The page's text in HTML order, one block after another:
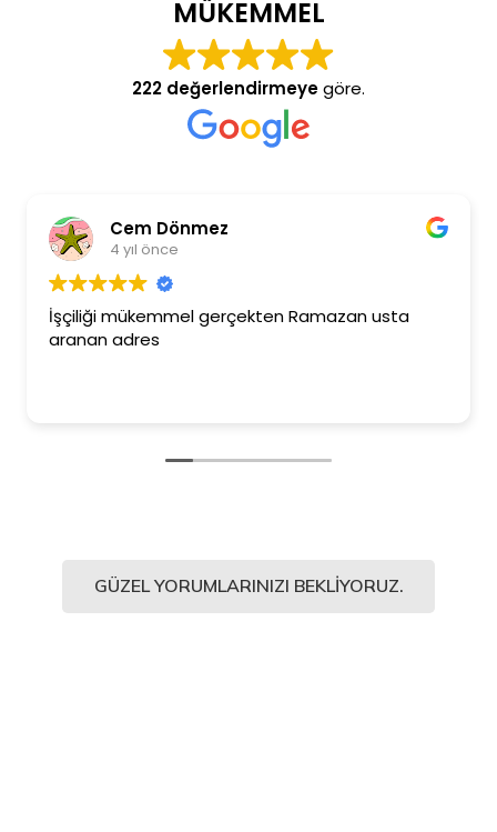
MÜKEMMEL
222 değerlendirmeyegöre.
Cem Dönmez
4 yıl önce
İşçiliği mükemmel gerçekten Ramazan usta
aranan adres
GÜZEL YORUMLARINIZI BEKLIYORUZ.